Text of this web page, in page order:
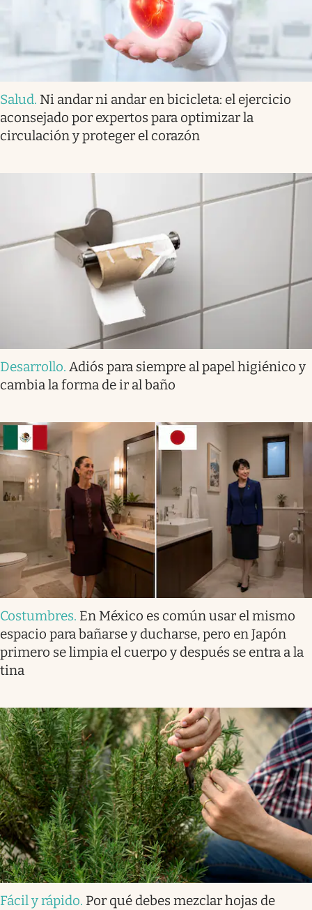
Salud. Ni andar ni andar en bicicleta: el ejercicio
aconsejado por expertos para optimizar la
circulación y proteger el corazón
Desarrollo. Adiós para siempre al papel higiénico y
cambia la forma de ir al baño
Costumbres. En México es común usar el mismo
espacio para bañarse y ducharse, pero en Japón
primero se limpia el cuerpo y después se entra a la
tina
Fácil y rápido. Por qué debes mezclar hojas de